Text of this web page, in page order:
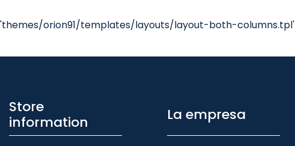
'themes/orion91/templates/layouts/layout-both-columns.tpl'
Store
information
La empresa